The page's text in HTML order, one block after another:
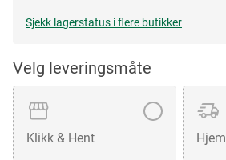
Sjekk lagerstatus i flere butikker
Velg leveringsmåte
Klikk & Hent